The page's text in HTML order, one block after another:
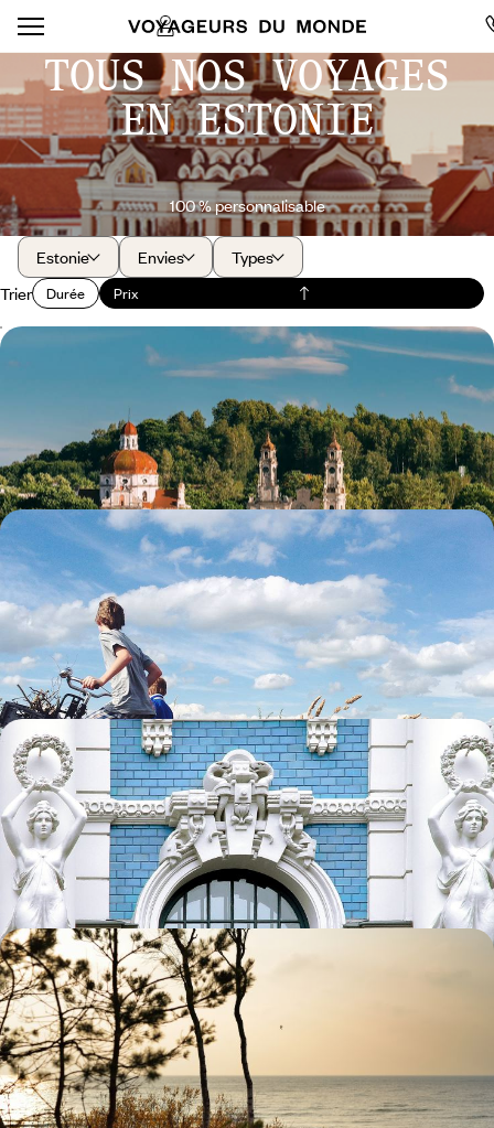
TOUS NOS VOYAGES
EN ESTONIE
100 % personnalisable
Estonie Envies
Types
Trier
Durée Prix
Vilnius, Riga et Tallinn - L’âme des capitales baltes
Suivre l’Unesco dans son appréciation du patrimoine de Vilnius, Riga et
9 jours, de 4000 à 4800 $ CA
Châteaux, île verte et maison dans les arbres -
L'Estonie tous ensemble
Pédaler le long de la côte, remonter le temps à Tallinn, s'initier au
sauna, rebondir sur les tourbières
10 jours, de 4000 à 6000 $ CA
De Vilnius à Tallinn - Road-trip à travers les Pays
Baltes
Aller en liberté de capitale en capitale et découvrir au passage
Klaipeda, Cesis et Tartu
14 jours, de 4700 à 5600 $ CA
Villes d’art, campagne, bord de mer - La face cachée
des Pays Baltes
Rouler dans des paysages doux, entre forêt et plages de sable, à la
poursuite de l’âme balte
17 jours, de 4800 à 5800 $ CA